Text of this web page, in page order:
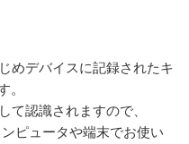
めデバイスに記録されたキ
。
て認識されますので、
ピュータや端末でお使い